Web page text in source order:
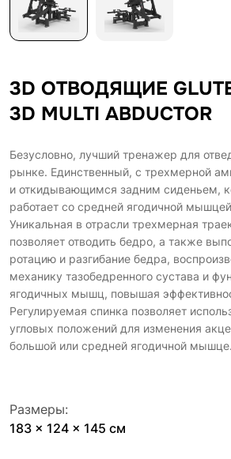
3D ОТВОДЯЩИЕ
3D MULTI ABDUCTOR
Безусловно, лучший тренажер для
рынке. Единственный, с трехмерной
и откидывающимся задним сиденьем,
работает со средней ягодичной
Уникальная в отрасли трехмерная
позволяет отводить бедро, а также
ротацию и разгибание бедра,
механику тазобедренного сустава и
ягодичных мышц, повышая
Регулируемая спинка позволяет
угловых положений для изменения
большой или средней ягодичной мышце.
Размеры:
183 x 124 x 145 см